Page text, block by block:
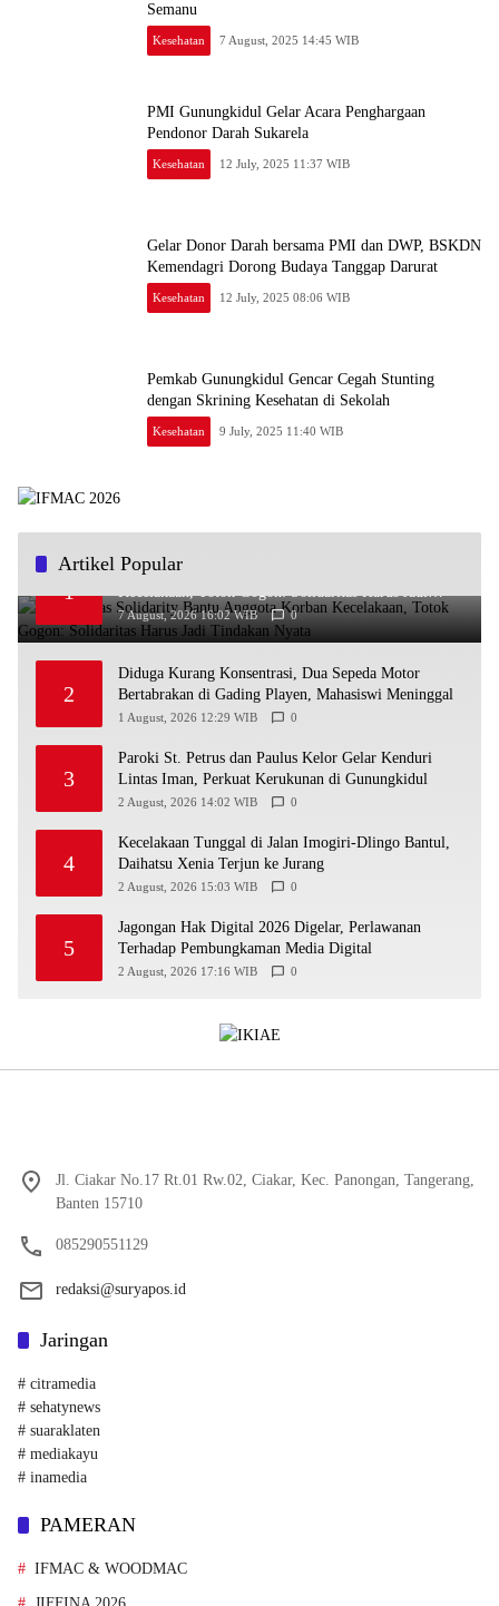
Semanu
Kesehatan 7 August, 2025 14:45 WIB
PMI Gunungkidul Gelar Acara Penghargaan
Pendonor Darah Sukarela
Kesehatan 12 July, 2025 11:37 WIB
Gelar Donor Darah bersama PMI dan DWP, BSKDN
Kemendagri Dorong Budaya Tanggap Darurat
Kesehatan 12 July, 2025 08:06 WIB
Pemkab Gunungkidul Gencar Cegah Stunting
dengan Skrining Kesehatan di Sekolah
Kesehatan 9 July, 2025 11:40 WIB
Artikel Popular
1
Ra’Nggagas Solidarity Bantu Anggota Korban
Kecelakaan, Totok Gogon: Solidaritas Harus Jadi
Tindakan Nyata
7 August, 2026 16:02 WIB 0
2
Diduga Kurang Konsentrasi, Dua Sepeda Motor
Bertabrakan di Gading Playen, Mahasiswi Meninggal
1 August, 2026 12:29 WIB 0
3
Paroki St. Petrus dan Paulus Kelor Gelar Kenduri
Lintas Iman, Perkuat Kerukunan di Gunungkidul
2 August, 2026 14:02 WIB 0
4
Kecelakaan Tunggal di Jalan Imogiri-Dlingo Bantul,
Daihatsu Xenia Terjun ke Jurang
2 August, 2026 15:03 WIB 0
5
Jagongan Hak Digital 2026 Digelar, Perlawanan
Terhadap Pembungkaman Media Digital
2 August, 2026 17:16 WIB 0
Jl. Ciakar No.17 Rt.01 Rw.02, Ciakar, Kec. Panongan, Tangerang,
Banten 15710
085290551129
redaksi@suryapos.id
Jaringan
# citramedia
# sehatynews
# suaraklaten
# mediakayu
# inamedia
PAMERAN
IFMAC & WOODMAC
JIFFINA 2026